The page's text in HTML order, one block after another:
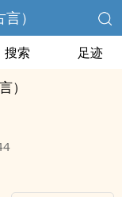
）
搜索 足迹
）